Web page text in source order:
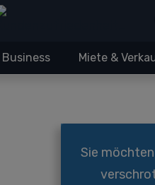
Business Miete &
Sie